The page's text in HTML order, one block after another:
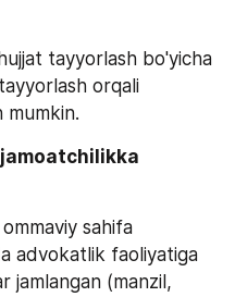
tayyorlash bo'yicha
orqali
mumkin.
sahifa
advokatlik faoliyatiga
jamlangan (manzil,